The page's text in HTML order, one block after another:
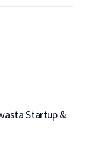
Startup &